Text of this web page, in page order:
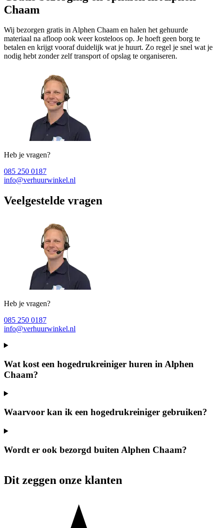
Chaam
Wij bezorgen gratis in Alphen Chaam en halen het gehuurde
materiaal na afloop ook weer kosteloos op. Je hoeft geen borg te
betalen en krijgt vooraf duidelijk wat je huurt. Zo regel je snel wat je
nodig hebt zonder zelf transport of opslag te organiseren.
Heb je vragen?
085 250 0187
info@verhuurwinkel.nl
Veelgestelde vragen
Heb je vragen?
085 250 0187
info@verhuurwinkel.nl
Wat kost een hogedrukreiniger huren in Alphen
Chaam?
Waarvoor kan ik een hogedrukreiniger gebruiken?
Wordt er ook bezorgd buiten Alphen Chaam?
Dit zeggen onze klanten